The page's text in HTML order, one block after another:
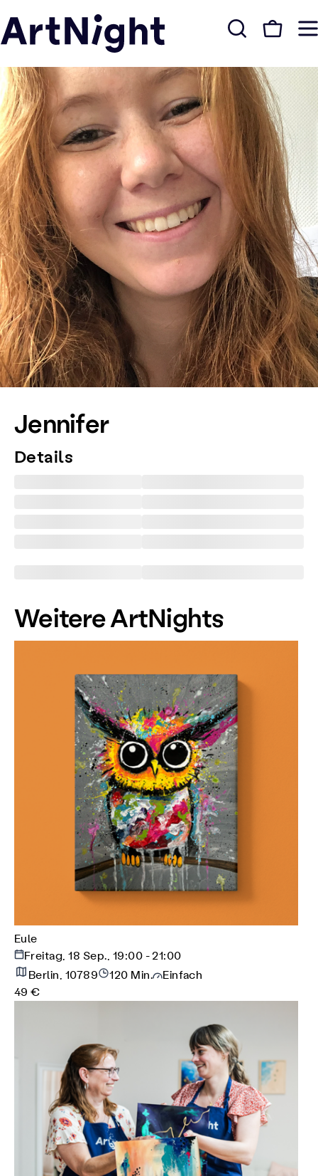
Jennifer
Details
Weitere ArtNights
Eule
Freitag, 18 Sep., 19:00 - 21:00
Berlin, 10789
120 Min.
Einfach
49 €